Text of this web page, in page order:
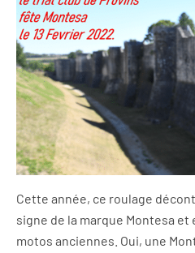
Cette année, ce roulage
signe de la marque Montesa
motos anciennes. Oui, une